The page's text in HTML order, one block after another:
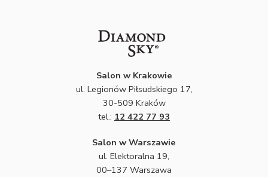
Salon w Krakowie
ul. Legionów Piłsudskiego 17,
30-509 Kraków
tel.: 12 422 77 93
Salon w Warszawie
ul. Elektoralna 19,
00–137 Warszawa